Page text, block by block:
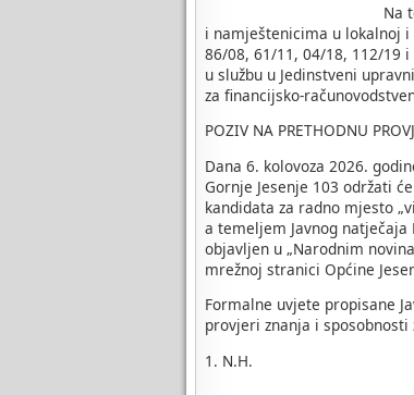
Na
i namještenicima u lokalnoj i
86/08, 61/11, 04/18, 112/19
u službu u Jedinstveni
za financijsko-
POZIV NA PRETHODNU
Dana 6. kolovoza 2026.
Gornje Jesenje 103 održati
kandidata za radno mjesto
a temeljem Javnog natječaja
objavljen u „Narodnim
mrežnoj stranici Općine
Formalne uvjete propisane
provjeri znanja i
1. N.H.